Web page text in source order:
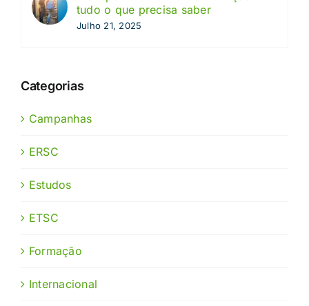
tudo o que precisa saber
Julho 21, 2025
Categorias
Campanhas
ERSC
Estudos
ETSC
Formação
Internacional